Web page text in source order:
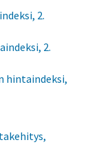
2.
2.
hintaindeksi,